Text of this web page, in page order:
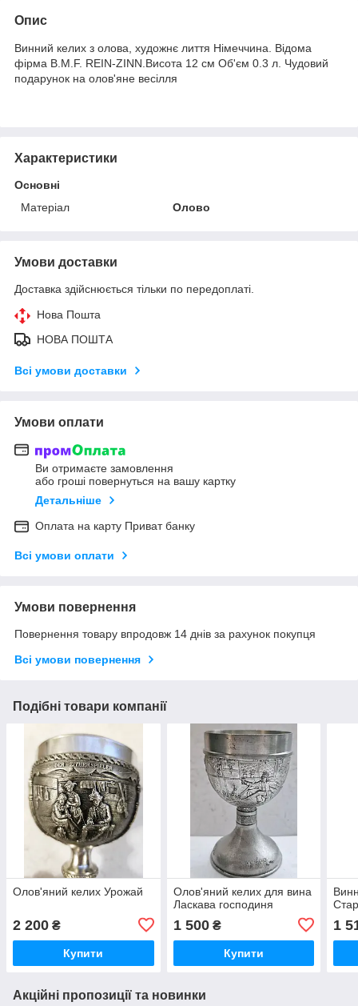
Опис
Винний келих з олова, художнє лиття Німеччина. Відома
фірма B.M.F. REIN-ZINN.Висота 12 см Об'єм 0.3 л. Чудовий
подарунок на олов'яне весілля
Характеристики
Основні
Матеріал
Олово
Умови доставки
Доставка здійснюється тільки по передоплаті.
Нова Пошта
НОВА ПОШТА
Всі умови доставки
Умови оплати
Ви отримаєте замовлення
або гроші повернуться на вашу картку
Детальніше
Оплата на карту Приват банку
Всі умови оплати
Умови повернення
Повернення товару впродовж 14 днів за рахунок покупця
Всі умови повернення
Подібні товари компанії
Олов'яний келих Урожай
2 200 ₴
Купити
Олов'яний келих для вина
Ласкава господиня
1 500₴
Купити
1
Акційні пропозиції та новинки